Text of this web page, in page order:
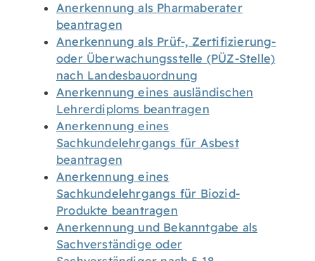
Anerkennung als Pharmaberater
beantragen
Anerkennung als Prüf-, Zertifizierung-
oder Überwachungsstelle (PÜZ-Stelle)
nach Landesbauordnung
Anerkennung eines ausländischen
Lehrerdiploms beantragen
Anerkennung eines
Sachkundelehrgangs für Asbest
beantragen
Anerkennung eines
Sachkundelehrgangs für Biozid-
Produkte beantragen
Anerkennung und Bekanntgabe als
Sachverständige oder